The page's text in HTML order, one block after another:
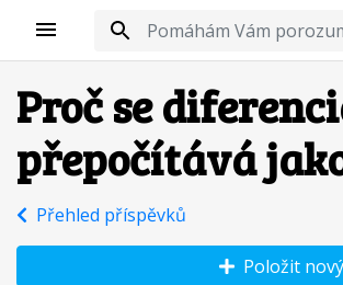
Proč se
přepočítává
Přehled příspěvků
Položit